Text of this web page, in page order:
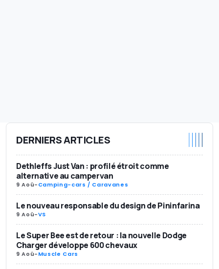
DERNIERS ARTICLES
Dethleffs Just Van : profilé étroit comme
alternative au campervan
9 Aoû-Camping-cars / Caravanes
Le nouveau responsable du design de Pininfarina
9 Aoû-VS
Le Super Bee est de retour : la nouvelle Dodge
Charger développe 600 chevaux
9 Aoû-Muscle Cars